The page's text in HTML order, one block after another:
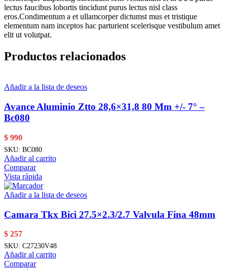
lectus faucibus lobortis tincidunt purus lectus nisl class
eros.Condimentum a et ullamcorper dictumst mus et tristique
elementum nam inceptos hac parturient scelerisque vestibulum amet
elit ut volutpat.
Productos relacionados
Añadir a la lista de deseos
Avance Aluminio Ztto 28,6×31,8 80 Mm +/- 7° –
Bc080
$ 990
SKU: BC080
Añadir al carrito
Comparar
Vista rápida
Añadir a la lista de deseos
Camara Tkx Bici 27.5×2.3/2.7 Valvula Fina 48mm
$ 257
SKU: C27230V48
Añadir al carrito
Comparar